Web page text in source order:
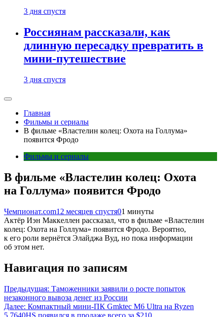
3 дня спустя
Россиянам рассказали, как
длинную пересадку превратить в
мини-путешествие
3 дня спустя
Главная
Фильмы и сериалы
В фильме «Властелин колец: Охота на Голлума»
появится Фродо
Фильмы и сериалы
В фильме «Властелин колец: Охота
на Голлума» появится Фродо
Чемпионат.com12 месяцев спустя01 минуты
Актёр Иэн Маккеллен рассказал, что в фильме «Властелин
колец: Охота на Голлума» появится Фродо. Вероятно,
к его роли вернётся Элайджа Вуд, но пока информации
об этом нет.
Навигация по записям
Предыдущая: Таможенники заявили о росте попыток
незаконного вывоза денег из России
Далее: Компактный мини-ПК Gmktec M6 Ultra на Ryzen
5 7640HS появился в продаже всего за $210